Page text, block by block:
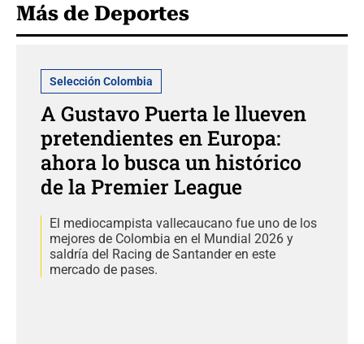
Más de Deportes
Selección Colombia
A Gustavo Puerta le llueven
pretendientes en Europa:
ahora lo busca un histórico
de la Premier League
El mediocampista vallecaucano fue uno de los
mejores de Colombia en el Mundial 2026 y
saldría del Racing de Santander en este
mercado de pases.